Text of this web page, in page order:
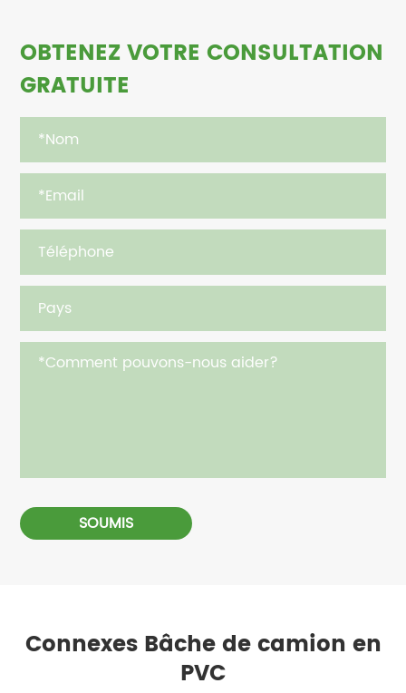
OBTENEZ VOTRE CONSULTATION
GRATUITE
SOUMIS
Connexes Bâche de camion en
PVC